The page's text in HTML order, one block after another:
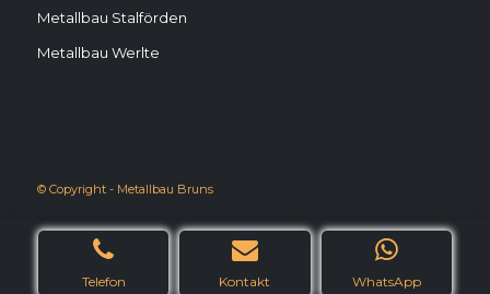
Metallbau Stalförden
Metallbau Werlte
© Copyright - Metallbau Bruns
Telefon Kontakt WhatsApp